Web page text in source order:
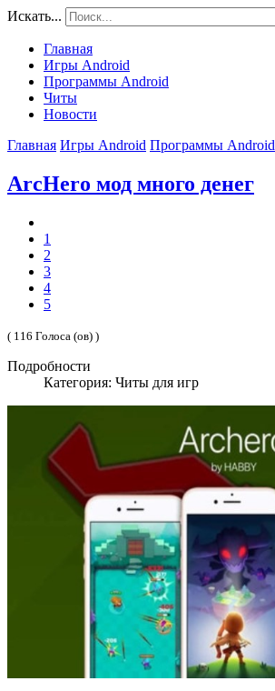
Искать...
Главная
Игры Android
Программы Android
Читы
Новости
Главная Игры Android Программы Android
ArcHero мод много денег
1
2
3
4
5
( 116 Голоса (ов) )
Подробности
Категория: Читы для игр